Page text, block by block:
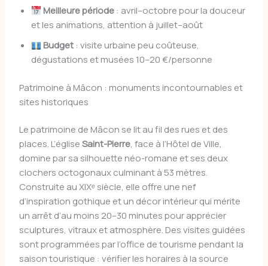
Meilleure période : avril–octobre pour la douceur
et les animations, attention à juillet–août
Budget : visite urbaine peu coûteuse,
dégustations et musées 10–20 €/personne
Patrimoine à Mâcon : monuments incontournables et
sites historiques
Le patrimoine de Mâcon se lit au fil des rues et des
places. L’égliseSaint-Pierre, face à l’Hôtel de Ville,
domine par sa silhouette néo-romane et ses deux
clochers octogonaux culminant à 53 mètres.
Construite au XIXᵉ siècle, elle offre une nef
d’inspiration gothique et un décor intérieur qui mérite
un arrêt d’au moins 20–30 minutes pour apprécier
sculptures, vitraux et atmosphère. Des visites guidées
sont programmées par l’office de tourisme pendant la
saison touristique : vérifier les horaires à la source